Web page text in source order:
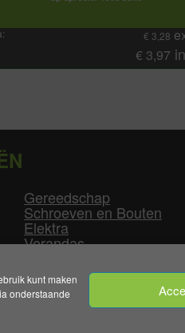
kunt maken
onderstaande
€ 3,28
€ 3,97
Gereedschap
Schroeven en Bouten
Elektra
Verandas
Overige